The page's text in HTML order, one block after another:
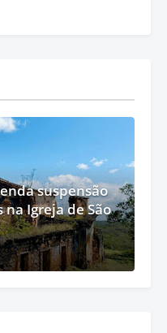
suspensão
Igreja de São